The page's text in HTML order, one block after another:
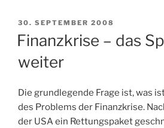
VERÖFFENTLICHT
AM
30. SEPTEMBER 2008
Finanzkrise – das
weiter
Die grundlegende Frage ist, was
des Problems der Finanzkrise.
der USA ein Rettungspaket